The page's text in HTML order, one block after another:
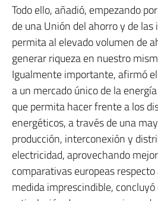
Todo ello, añadió, empezando
de una Unión del ahorro y de
permita al elevado volumen de
generar riqueza en nuestro
Igualmente importante, afirmó
a un mercado único de la
que permita hacer frente a los
energéticos, a través de una
producción, interconexión y
electricidad, aprovechando
comparativas europeas
medida imprescindible,